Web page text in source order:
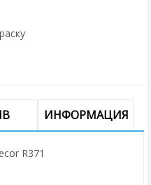
ИНФОРМАЦИЯ
R371